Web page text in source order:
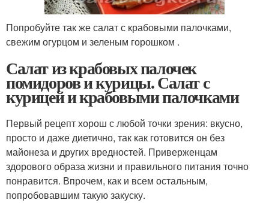
Попробуйте так же салат с крабовыми палочками,
свежим огурцом и зеленым горошком .
Салат из крабовых палочек
помидоров и курицы. Салат с
курицей и крабовыми палочками
Первый рецепт хорош с любой точки зрения: вкусно,
просто и даже диетично, так как готовится он без
майонеза и других вредностей. Приверженцам
здорового образа жизни и правильного питания точно
понравится. Впрочем, как и всем остальным,
попробовавшим такую закуску.